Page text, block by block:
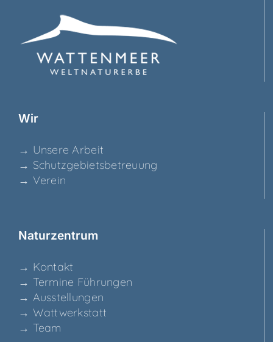
Wir
→ Unse­re Arbeit
→ Schutz­ge­biets­be­treu­ung
→ Ver­ein
Natur­zen­trum
→ Kon­takt
→ Ter­mi­ne Führungen
→ Aus­stel­lun­gen
→ Watt­werk­statt
→ Team